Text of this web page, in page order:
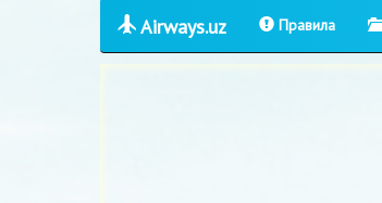
Airways.uz Правила